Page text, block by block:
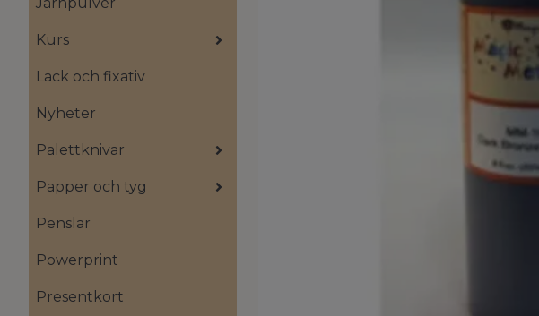
Kurs
Lack och fixativ
Nyheter
Palettknivar
Papper och tyg
Penslar
Powerprint
Presentkort